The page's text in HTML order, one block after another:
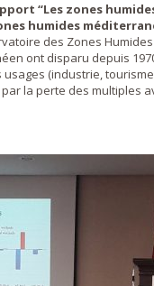
“Les zones
humides
des Zones
ont disparu depuis
(industrie,
la perte des multiples